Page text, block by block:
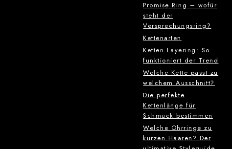
Promise Ring – wofür
steht der
Versprechungsring?
Kettenarten
Ketten Layering: So
funktioniert der Trend
Welche Kette passt zu
welchem Ausschnitt?
Die perfekte
Kettenlänge für
Schmuck bestimmen
Welche Ohrringe zu
kurzen Haaren? Der